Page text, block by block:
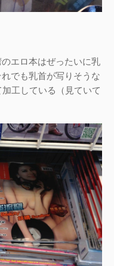
エロ本はぜったいに乳
でも乳首が写りそうな
工している（見ていて